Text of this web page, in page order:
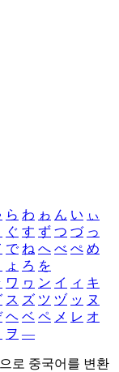
ら わ ゎ ん い ぃ
ぐ す ず つ づ っ
で ね へ べ ぺ め
ょ ろ を
ワ ヮ ン イ ィ キ
ス ズ ツ ヅ ッ ヌ
ヘ ベ ペ メ レ オ
ヲ ―
로 중국어를 변환